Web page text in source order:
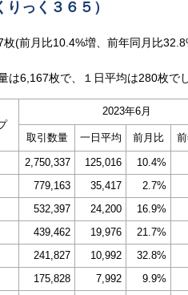
っく３６５）
(前月比10.4%増、前年同月比
は6,167枚で、１日平均は280枚でし
2023年6月
取引数量 一日平均 前月比
2,750,337 125,016 10.4%
779,163 35,417 2.7%
532,397 24,200 16.9%
439,462 19,976 21.7%
241,827 10,992 32.8%
175,828 7,992 9.9%